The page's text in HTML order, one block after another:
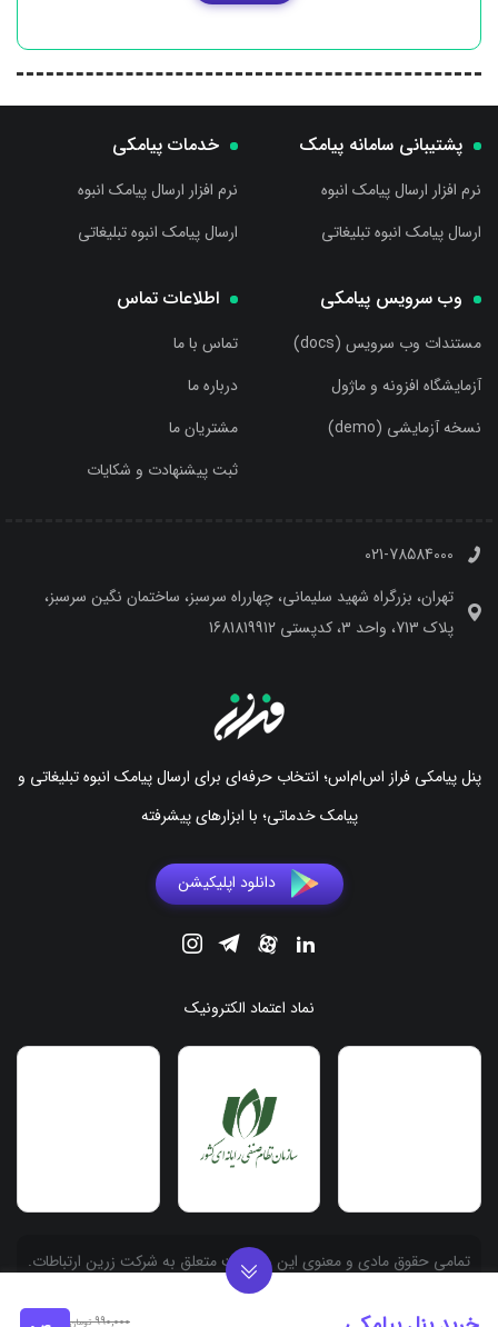
990,000 تومان
پشتیبانی سامانه پیامک
نرم افزار ارسال پیامک انبوه
ارسال پیامک انبوه تبلیغاتی
خدمات پیامکی
نرم افزار ارسال پیامک انبوه
ارسال پیامک انبوه تبلیغاتی
وب سرویس پیامکی
مستندات وب سرویس (docs)
آزمایشگاه افزونه و ماژول
نسخه آزمایشی (demo)
اطلاعات تماس
تماس با ما
درباره ما
مشتریان ما
ثبت پیشنهادت و شکایات
021-78584000
تهران، بزرگراه شهید سلیمانی، چهارراه سرسبز، ساختمان نگین سرسبز،
پلاک 713، واحد 3، کدپستی 1681819912
پنل پیامکی فراز اس‌ام‌اس؛ انتخاب حرفه‌ای برای ارسال پیامک انبوه تبلیغاتی و
پیامک خدماتی؛ با ابزارهای پیشرفته
دانلود اپلیکیشن
نماد اعتماد الکترونیک
.تمامی حقوق مادی و معنوی این وبسایت متعلق به شرکت زرین ارتباطات
آسیا به شماره ثبت 558486 می باشد